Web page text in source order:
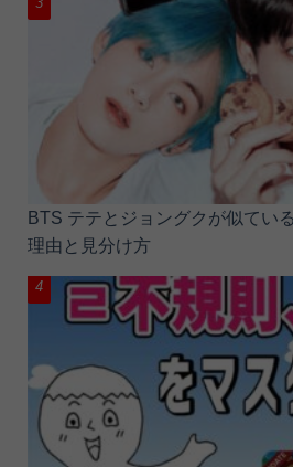
BTS テテとジョングクが似てい
理由と見分け方